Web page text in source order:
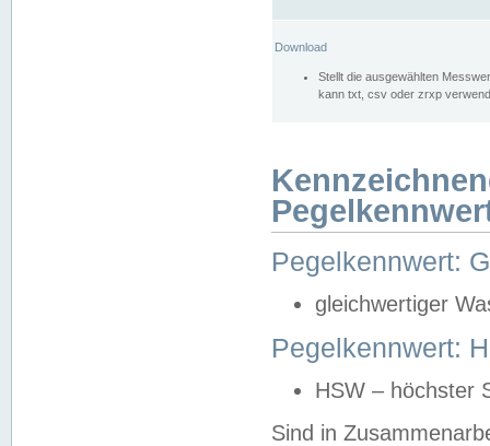
Download
Stellt die ausgewählten
kann txt, csv oder zrxp
Pegelkennwert:
gleichwertiger
Pegelkennwert:
HSW – höchster
Sind in